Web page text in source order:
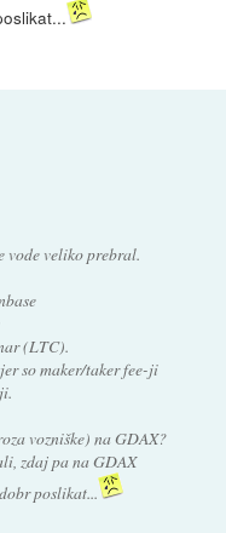
vode veliko prebral.
(LTC).
so maker/taker fee-ji
vozniške) na GDAX?
zdaj pa na GDAX
poslikat...